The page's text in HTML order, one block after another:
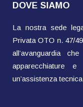
DOVE SIAMO
La nostra sede
Privata OTO n. 47/
all’avanguardia
apparecchiature
un’assistenza